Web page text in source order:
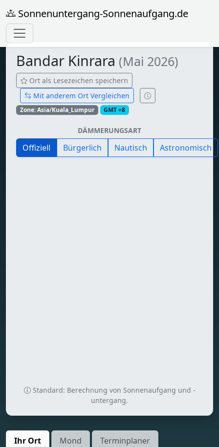
Sonnenuntergang-Sonnenaufgang.de
Bandar Kinrara (Mai 2026)
Ort als Lesezeichen speichern
Mit anderem Ort Vergleichen
Zone: Asia/Kuala_Lumpur GMT +8
DÄMMERUNGSART
Offiziell Bürgerlich Nautisch Astronomisch
Standard: Berechnung von Sonnenaufgang und -
untergang.
Ihr Ort Mond
Terminplaner